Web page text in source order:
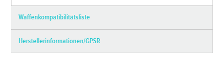
Waffenkompatibilitätsliste
Herstellerinformationen/GPSR